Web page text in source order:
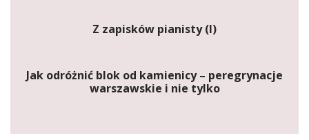
Z zapisków pianisty (I)
Jak odróżnić blok od kamienicy – peregrynacje
warszawskie i nie tylko